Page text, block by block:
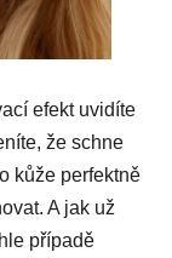
efekt uvidíte
že schne
kůže perfektně
A jak už
případě